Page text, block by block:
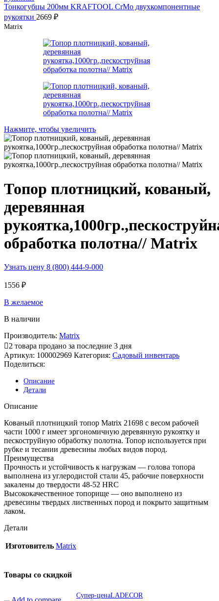
Тонкогубцы 200мм KRAFTOOL CrMo двухкомпонентные
рукоятки 2669 ₽
Matrix
Нажмите, чтобы увеличить
Топор плотницкий, кованый,
деревянная
обработка полотна// Matrix
Узнать цену 8 (800) 444-9-000
1556 ₽
В желаемое
В наличии
Производитель: Matrix
2 товара продано за последние 3 дня
Артикул: 100002969 Категория: Садовый инвентарь
Поделиться:
Описание
Детали
Описание
Кованый плотницкий топор Matrix 21698 с весом рабочей
части 1000 г имеет эргономичную деревянную рукоятку и
пескоструйную обработку полотна. Топор используется при
рубке и тесании древесины любых видов пород.
Преимущества
Прочность и устойчивость к нагрузкам — голова топора
выполнена из углеродистой стали 45, рабочие поверхности
закалены до твердости 48-52 HRC
Высококачественное топорище — оно выполнено из
древесины твердых лиственных пород и покрыто защитным
лаком.
Детали
Изготовитель Matrix
Товары со скидкой
Супер-ценаLADECOR